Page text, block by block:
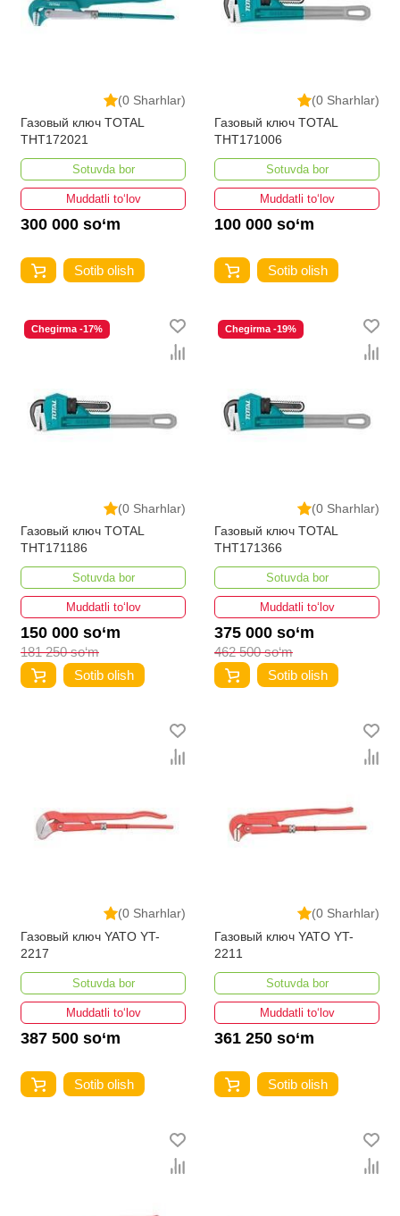
(0 Sharhlar)
Газовый ключ TOTAL
THT172021
Sotuvda bor
Muddatli to‘lov
300 000 so‘m
Sotib olish
(0 Sharhlar)
Газовый ключ TOTAL
THT171006
Sotuvda bor
Muddatli to‘lov
100 000 so‘m
Sotib olish
(0 Sharhlar)
Chegirma -17%
Газовый ключ TOTAL
THT171186
Sotuvda bor
Muddatli to‘lov
150 000 so‘m
181 250 so‘m
Sotib olish
(0 Sharhlar)
Chegirma -19%
Газовый ключ TOTAL
THT171366
Sotuvda bor
Muddatli to‘lov
375 000 so‘m
462 500 so‘m
Sotib olish
(0 Sharhlar)
Газовый ключ YATO YT-
2217
Sotuvda bor
Muddatli to‘lov
387 500 so‘m
Sotib olish
(0 Sharhlar)
Газовый ключ YATO YT-
2211
Sotuvda bor
Muddatli to‘lov
361 250 so‘m
Sotib olish